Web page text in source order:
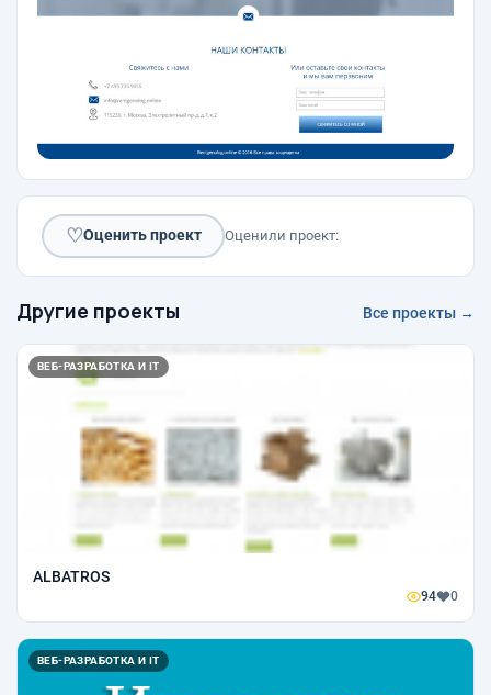
♡Оценить проект Оценили проект:
Другие проекты Все проекты →
ВЕБ-РАЗРАБОТКА И IT
ALBATROS
94 0
ВЕБ-РАЗРАБОТКА И IT